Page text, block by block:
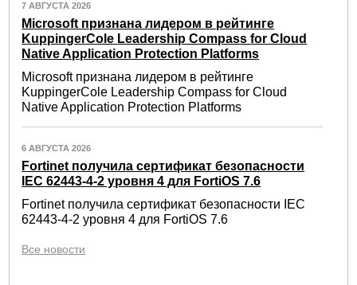
7 АВГУСТА 2026
Microsoft признана лидером в рейтинге
KuppingerCole Leadership Compass for Cloud
Native Application Protection Platforms
Microsoft признана лидером в рейтинге
KuppingerCole Leadership Compass for Cloud
Native Application Protection Platforms
6 АВГУСТА 2026
Fortinet получила сертификат безопасности
IEC 62443-4-2 уровня 4 для FortiOS 7.6
Fortinet получила сертификат безопасности IEC
62443-4-2 уровня 4 для FortiOS 7.6
Все новости